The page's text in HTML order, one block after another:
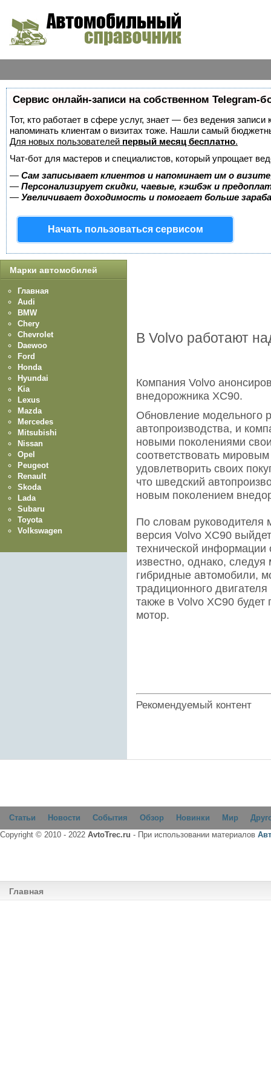
Сервис онлайн-записи на собственном Telegram-
Тот, кто работает в сфере услуг, знает — без ведения
напоминать клиентам о визитах тоже. Нашли самый
Для новых пользователей первый месяц бесплатно.
Чат-бот для мастеров и специалистов, который упрощает
— Сам записывает клиентов и напоминает им о
— Персонализирует скидки, чаевые, кэшбэк и
— Увеличивает доходимость и помогает больше
Начать пользоваться сервисом
В Volvo работают
Компания Volvo
внедорожника XC90.
Обновление модельного
автопроизводства, и
новыми поколениями
соответствовать
удовлетворить своих
что шведский
новым поколением
По словам руководителя
версия Volvo XC90
технической информации
известно, однако,
гибридные автомобили,
традиционного
также в Volvo XC90 будет
мотор.
Рекомендуемый контент
Марки автомобилей
Главная
Audi
BMW
Chery
Chevrolet
Daewoo
Ford
Honda
Hyundai
Kia
Lexus
Mazda
Mercedes
Mitsubishi
Nissan
Opel
Peugeot
Renault
Skoda
Lada
Subaru
Toyota
Volkswagen
Статьи Новости События Обзор Новинки Мир
Copyright © 2010 - 2022 AvtoTrec.ru - При использовании материалов
Главная